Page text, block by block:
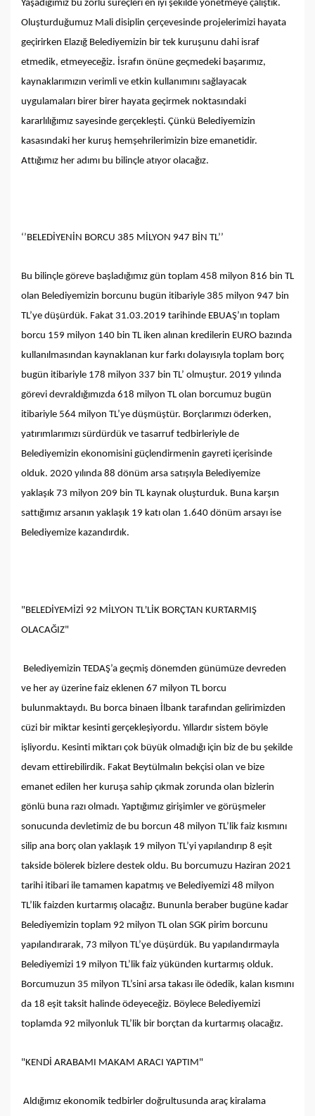
Yaşadığımız bu zorlu süreçleri en iyi şekilde yönetmeye çalıştık.
Oluşturduğumuz Mali disiplin çerçevesinde projelerimizi hayata
geçirirken Elazığ Belediyemizin bir tek kuruşunu dahi israf
etmedik, etmeyeceğiz. İsrafın önüne geçmedeki başarımız,
kaynaklarımızın verimli ve etkin kullanımını sağlayacak
uygulamaları birer birer hayata geçirmek noktasındaki
kararlılığımız sayesinde gerçekleşti. Çünkü Belediyemizin
kasasındaki her kuruş hemşehrilerimizin bize emanetidir.
Attığımız her adımı bu bilinçle atıyor olacağız.
‘’BELEDİYENİN BORCU 385 MİLYON 947 BİN TL’’
Bu bilinçle göreve başladığımız gün toplam 458 milyon 816 bin TL
olan Belediyemizin borcunu bugün itibariyle 385 milyon 947 bin
TL’ye düşürdük. Fakat 31.03.2019 tarihinde EBUAŞ’ın toplam
borcu 159 milyon 140 bin TL iken alınan kredilerin EURO bazında
kullanılmasından kaynaklanan kur farkı dolayısıyla toplam borç
bugün itibariyle 178 milyon 337 bin TL’ olmuştur. 2019 yılında
görevi devraldığımızda 618 milyon TL olan borcumuz bugün
itibariyle 564 milyon TL’ye düşmüştür. Borçlarımızı öderken,
yatırımlarımızı sürdürdük ve tasarruf tedbirleriyle de
Belediyemizin ekonomisini güçlendirmenin gayreti içerisinde
olduk. 2020 yılında 88 dönüm arsa satışıyla Belediyemize
yaklaşık 73 milyon 209 bin TL kaynak oluşturduk. Buna karşın
sattığımız arsanın yaklaşık 19 katı olan 1.640 dönüm arsayı ise
Belediyemize kazandırdık.
"BELEDİYEMİZİ 92 MİLYON TL'LİK BORÇTAN KURTARMIŞ
OLACAĞIZ"
Belediyemizin TEDAŞ’a geçmiş dönemden günümüze devreden
ve her ay üzerine faiz eklenen 67 milyon TL borcu
bulunmaktaydı. Bu borca binaen İlbank tarafından gelirimizden
cüzi bir miktar kesinti gerçekleşiyordu. Yıllardır sistem böyle
işliyordu. Kesinti miktarı çok büyük olmadığı için biz de bu şekilde
devam ettirebilirdik. Fakat Beytülmalın bekçisi olan ve bize
emanet edilen her kuruşa sahip çıkmak zorunda olan bizlerin
gönlü buna razı olmadı. Yaptığımız girişimler ve görüşmeler
sonucunda devletimiz de bu borcun 48 milyon TL’lik faiz kısmını
silip ana borç olan yaklaşık 19 milyon TL’yi yapılandırıp 8 eşit
takside bölerek bizlere destek oldu. Bu borcumuzu Haziran 2021
tarihi itibari ile tamamen kapatmış ve Belediyemizi 48 milyon
TL’lik faizden kurtarmış olacağız. Bununla beraber bugüne kadar
Belediyemizin toplam 92 milyon TL olan SGK pirim borcunu
yapılandırarak, 73 milyon TL’ye düşürdük. Bu yapılandırmayla
Belediyemizi 19 milyon TL’lik faiz yükünden kurtarmış olduk.
Borcumuzun 35 milyon TL’sini arsa takası ile ödedik, kalan kısmını
da 18 eşit taksit halinde ödeyeceğiz. Böylece Belediyemizi
toplamda 92 milyonluk TL’lik bir borçtan da kurtarmış olacağız.
"KENDİ ARABAMI MAKAM ARACI YAPTIM"
Aldığımız ekonomik tedbirler doğrultusunda araç kiralama